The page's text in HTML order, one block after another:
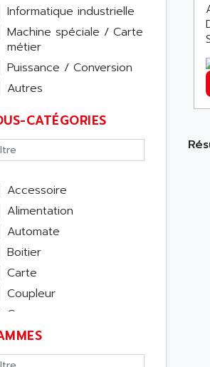
Informatique industrielle
Machine spéciale / Carte
métier
Puissance / Conversion
Autres
CATÉGORIES
Accessoire
Alimentation
Automate
Boitier
Carte
Coupleur
Cpu
Ecran
Entrée / Sortie